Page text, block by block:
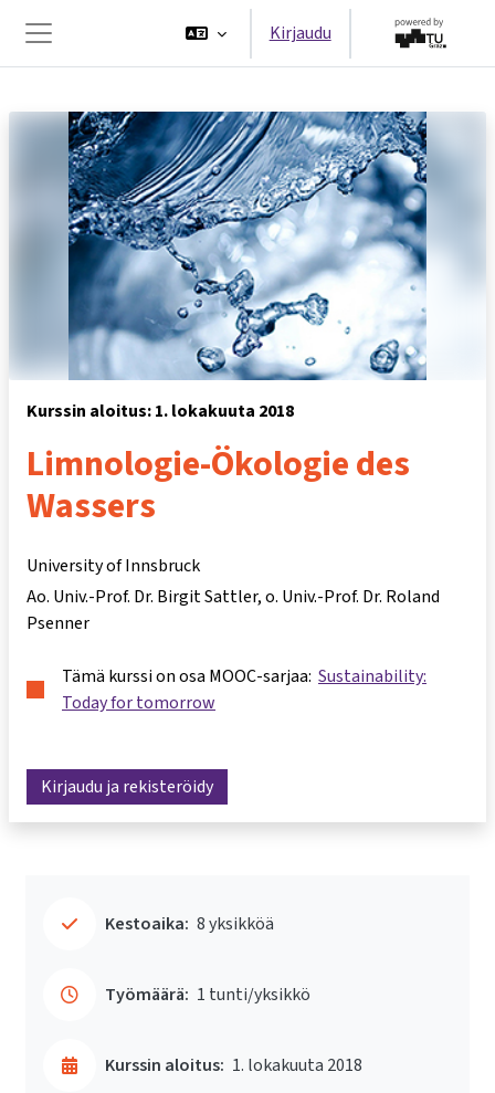
Sivupaneeli
Kirjaudu
Kurssin aloitus: 1. lokakuuta 2018
Limnologie-Ökologie des
Wassers
University of Innsbruck
Ao. Univ.-Prof. Dr. Birgit Sattler o. Univ.-Prof. Dr. Roland
Psenner
Tämä kurssi on osa MOOC-sarjaa: Sustainability:
Today for tomorrow
Kirjaudu ja rekisteröidy
Kestoaika: 8 yksikköä
Työmäärä: 1 tunti/yksikkö
Kurssin aloitus: 1. lokakuuta 2018